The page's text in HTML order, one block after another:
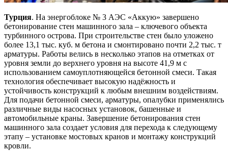
Турция. На энергоблоке № 3 АЭС «Аккую» завершено
бетонирование стен машинного зала – ключевого объекта
турбинного острова. При строительстве стен было уложено
более 13,1 тыс. куб. м бетона и смонтировано почти 2,2 тыс. т
арматуры. Работы велись в несколько этапов на отметках от
уровня земли до верхнего уровня на высоте 41,9 м с
использованием самоуплотняющейся бетонной смеси. Такая
технология обеспечивает высокую надёжность и
устойчивость конструкций к любым внешним воздействиям.
Для подачи бетонной смеси, арматуры, опалубки применялись
различные виды насосных установок, башенные и
автомобильные краны. Завершение бетонирования стен
машинного зала создает условия для перехода к следующему
этапу – установке мостовых кранов и монтажу конструкций
кровли.